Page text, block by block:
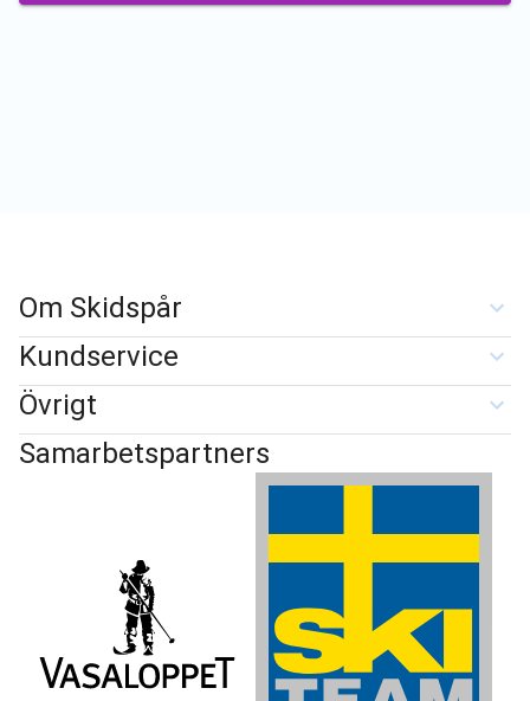
Om Skidspår
Kundservice
Övrigt
Samarbetspartners